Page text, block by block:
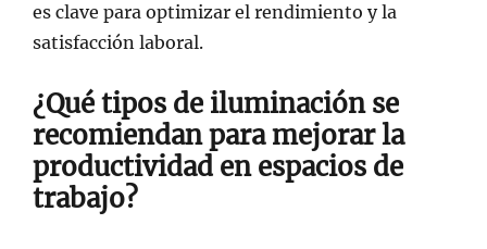
es clave para optimizar el rendimiento y la
satisfacción laboral.
¿Qué tipos de iluminación se
recomiendan para mejorar la
productividad en espacios de
trabajo?